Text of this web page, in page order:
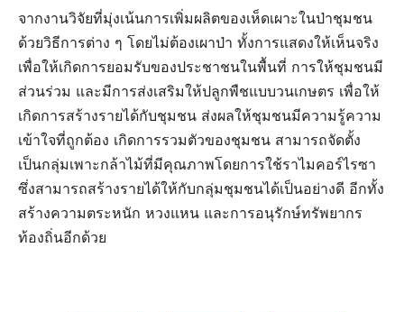
จากงานวิจัยที่มุ่งเน้นการเพิ่มผลิตของเห็ดเผาะในป่าชุมชน
ด้วยวิธีการต่าง ๆ โดยไม่ต้องเผาป่า ทั้งการแสดงให้เห็นจริง
เพื่อให้เกิดการยอมรับของประชาชนในพื้นที่ การให้ชุมชนมี
ส่วนร่วม และมีการส่งเสริมให้ปลูกพืชแบบวนเกษตร เพื่อให้
เกิดการสร้างรายได้กับชุมชน ส่งผลให้ชุมชนมีความรู้ความ
เข้าใจที่ถูกต้อง เกิดการรวมตัวของชุมชน สามารถจัดตั้ง
เป็นกลุ่มเพาะกล้าไม้ที่มีคุณภาพโดยการใช้ราไมคอร์ไรซา
ซึ่งสามารถสร้างรายได้ให้กับกลุ่มชุมชนได้เป็นอย่างดี อีกทั้ง
สร้างความตระหนัก หวงแหน และการอนุรักษ์ทรัพยากร
ท้องถิ่นอีกด้วย